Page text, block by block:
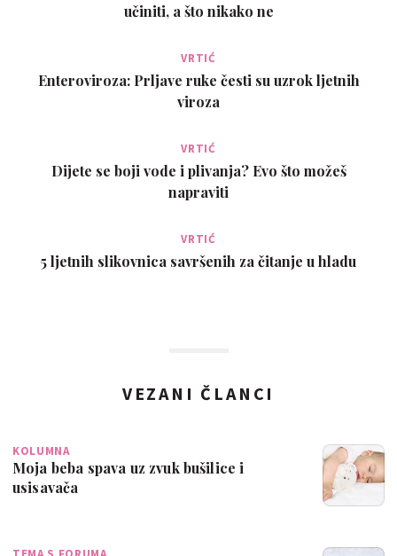
učiniti, a što nikako ne
VRTIĆ
Enteroviroza: Prljave ruke česti su uzrok ljetnih
viroza
VRTIĆ
Dijete se boji vode i plivanja? Evo što možeš
napraviti
VRTIĆ
5 ljetnih slikovnica savršenih za čitanje u hladu
VEZANI ČLANCI
KOLUMNA
Moja beba spava uz zvuk bušilice i
usisavača